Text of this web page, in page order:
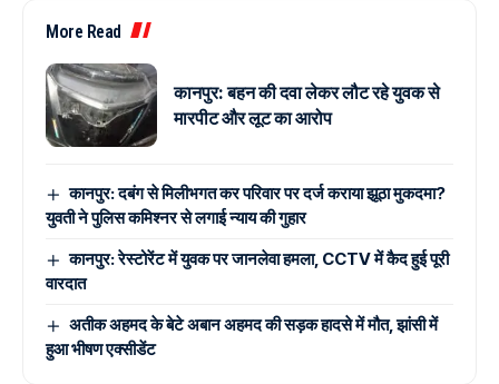
More Read
कानपुर: बहन की दवा लेकर लौट रहे युवक से
मारपीट और लूट का आरोप
कानपुर: दबंग से मिलीभगत कर परिवार पर दर्ज कराया झूठा मुकदमा?
युवती ने पुलिस कमिश्नर से लगाई न्याय की गुहार
कानपुर: रेस्टोरेंट में युवक पर जानलेवा हमला, CCTV में कैद हुई पूरी
वारदात
अतीक अहमद के बेटे अबान अहमद की सड़क हादसे में मौत, झांसी में
हुआ भीषण एक्सीडेंट